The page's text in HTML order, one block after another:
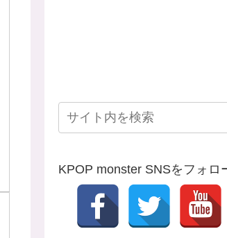
KPOP monster SNSをフォロ